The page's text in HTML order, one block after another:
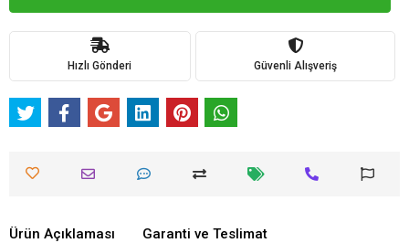
Hızlı Gönderi Güvenli Alışveriş
Ürün Açıklaması Garanti ve Teslimat